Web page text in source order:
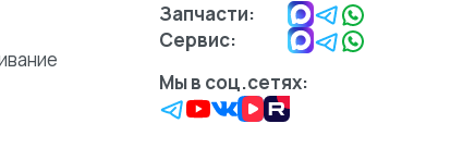
Запчасти:
Сервис:
Мы в соц.сетях: